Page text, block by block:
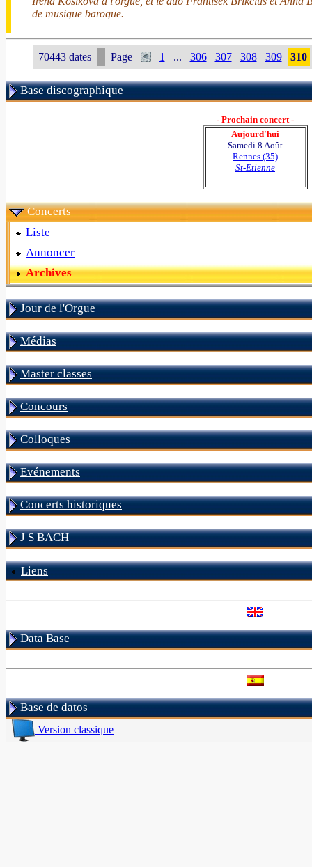
de musique baroque.
70443 dates Page 1 ... 306 307 308 309 310
Base discographique
- Prochain concert -
Aujourd'hui
Samedi 8 Août
Rennes (35)
St-Etienne
Concerts
Liste
Annoncer
Archives
Jour de l'Orgue
Médias
Master classes
Concours
Colloques
Evénements
Concerts historiques
J S BACH
Liens
Data Base
Base de datos
Version classique